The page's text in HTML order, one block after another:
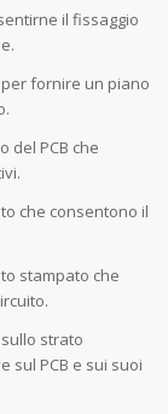
il fissaggio
fornire un piano
del PCB che
che consentono il
stampato che
strato
sul PCB e sui suoi